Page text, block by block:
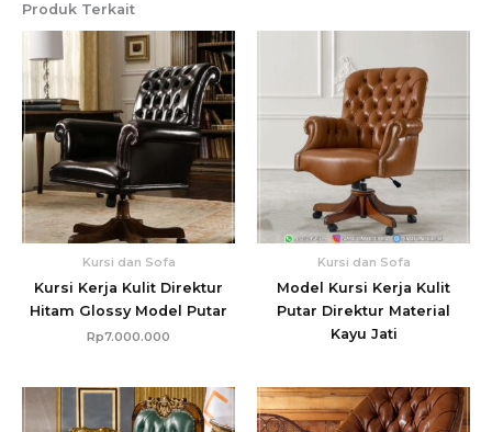
Produk Terkait
Kursi dan Sofa
Kursi Kerja Kulit Direktur
Hitam Glossy Model Putar
Rp7.000.000
Kursi dan Sofa
Model Kursi Kerja Kulit
Putar Direktur Material
Kayu Jati